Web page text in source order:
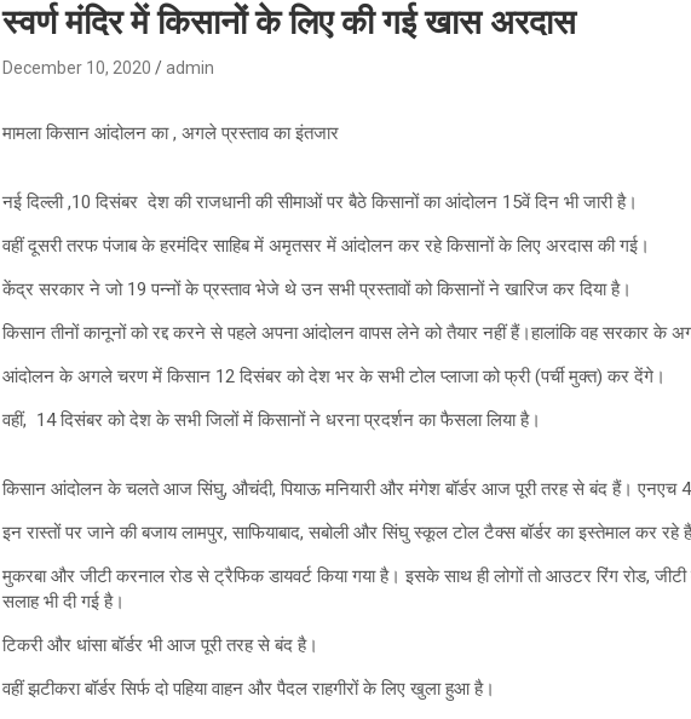
स्वर्ण मंदिर में किसानों के लिए की गई खास अरदास
December 10, 2020 admin
मामला किसान आंदोलन का , अगले प्रस्ताव का इंतजार
नई दिल्ली ,10 दिसंबर देश की राजधानी की सीमाओं पर बैठे किसानों का आंदोलन 15वें दिन भी जारी है।
वहीं दूसरी तरफ पंजाब के हरमंदिर साहिब में अमृतसर में आंदोलन कर रहे किसानों के लिए अरदास की गई।
केंद्र सरकार ने जो 19 पन्नों के प्रस्ताव भेजे थे उन सभी प्रस्तावों को किसानों ने खारिज कर दिया है।
किसान तीनों कानूनों को रद्द करने से पहले अपना आंदोलन वापस लेने को तैयार नहीं हैं।हालांकि वह सरकार के
आंदोलन के अगले चरण में किसान 12 दिसंबर को देश भर के सभी टोल प्लाजा को फ्री (पर्ची मुक्त) कर देंगे।
वहीं, 14 दिसंबर को देश के सभी जिलों में किसानों ने धरना प्रदर्शन का फैसला लिया है।
किसान आंदोलन के चलते आज सिंघु, औचंदी, पियाऊ मनियारी और मंगेश बॉर्डर आज पूरी तरह से बंद हैं। एनएच
इन रास्तों पर जाने की बजाय लामपुर, साफियाबाद, सबोली और सिंघु स्कूल टोल टैक्स बॉर्डर का इस्तेमाल कर रहे
मुकरबा और जीटी करनाल रोड से ट्रैफिक डायवर्ट किया गया है। इसके साथ ही लोगों तो आउटर रिंग रोड,
सलाह भी दी गई है।
टिकरी और धांसा बॉर्डर भी आज पूरी तरह से बंद है।
वहीं झटीकरा बॉर्डर सिर्फ दो पहिया वाहन और पैदल राहगीरों के लिए खुला हुआ है।